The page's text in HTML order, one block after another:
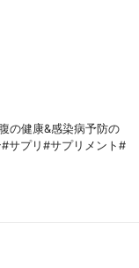
の健康&感染病予防の
サプリ#サプリメント#